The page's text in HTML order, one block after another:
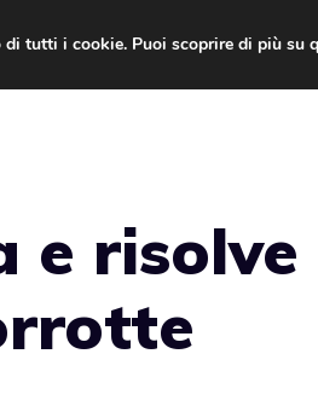
e risolve
tutti i cookie. Puoi scoprire di più